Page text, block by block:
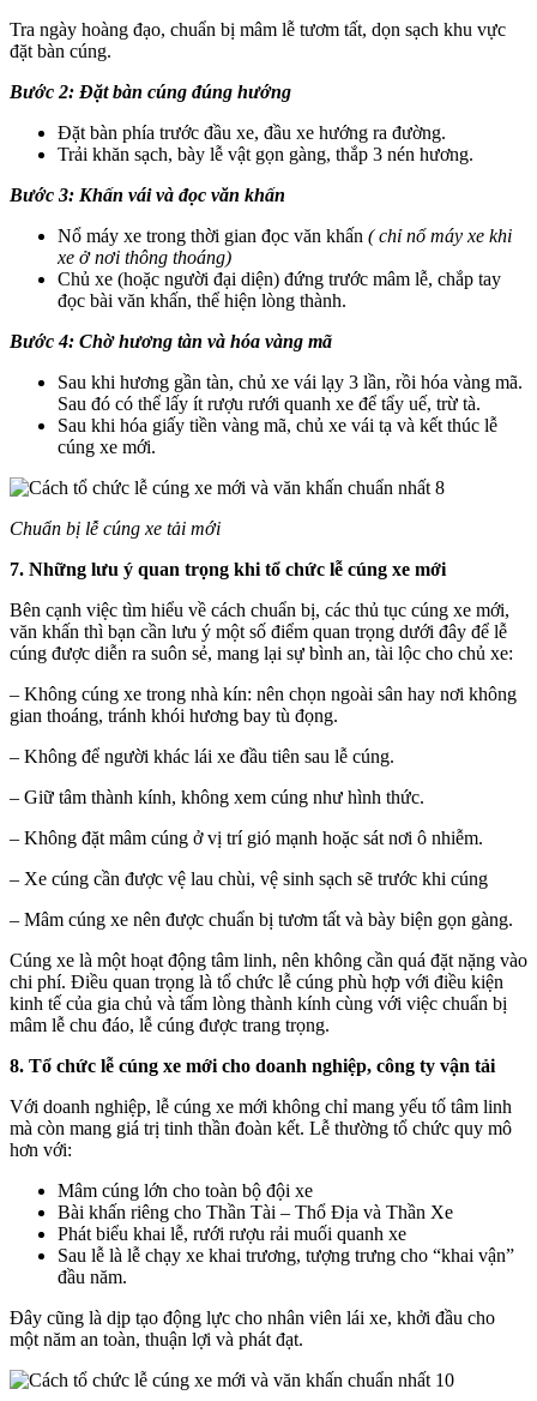
Tra ngày hoàng đạo, chuẩn bị mâm lễ tươm tất, dọn sạch khu vực
đặt bàn cúng.
Bước 2: Đặt bàn cúng đúng hướng
Đặt bàn phía trước đầu xe, đầu xe hướng ra đường.
Trải khăn sạch, bày lễ vật gọn gàng, thắp 3 nén hương.
Bước 3: Khấn vái và đọc văn khấn
Nổ máy xe trong thời gian đọc văn khấn ( chỉ nổ máy xe khi
xe ở nơi thông thoáng)
Chủ xe (hoặc người đại diện) đứng trước mâm lễ, chắp tay
đọc bài văn khấn, thể hiện lòng thành.
Bước 4: Chờ hương tàn và hóa vàng mã
Sau khi hương gần tàn, chủ xe vái lạy 3 lần, rồi hóa vàng mã.
Sau đó có thể lấy ít rượu rưới quanh xe để tẩy uế, trừ tà.
Sau khi hóa giấy tiền vàng mã, chủ xe vái tạ và kết thúc lễ
cúng xe mới.
Chuẩn bị lễ cúng xe tải mới
7. Những lưu ý quan trọng khi tổ chức lễ cúng xe mới
Bên cạnh việc tìm hiểu về cách chuẩn bị, các thủ tục cúng xe mới,
văn khấn thì bạn cần lưu ý một số điểm quan trọng dưới đây để lễ
cúng được diễn ra suôn sẻ, mang lại sự bình an, tài lộc cho chủ xe:
– Không cúng xe trong nhà kín: nên chọn ngoài sân hay nơi không
gian thoáng, tránh khói hương bay tù đọng.
– Không để người khác lái xe đầu tiên sau lễ cúng.
– Giữ tâm thành kính, không xem cúng như hình thức.
– Không đặt mâm cúng ở vị trí gió mạnh hoặc sát nơi ô nhiễm.
– Xe cúng cần được vệ lau chùi, vệ sinh sạch sẽ trước khi cúng
– Mâm cúng xe nên được chuẩn bị tươm tất và bày biện gọn gàng.
Cúng xe là một hoạt động tâm linh, nên không cần quá đặt nặng vào
chi phí. Điều quan trọng là tổ chức lễ cúng phù hợp với điều kiện
kinh tế của gia chủ và tấm lòng thành kính cùng với việc chuẩn bị
mâm lễ chu đáo, lễ cúng được trang trọng.
8. Tổ chức lễ cúng xe mới cho doanh nghiệp, công ty vận tải
Với doanh nghiệp, lễ cúng xe mới không chỉ mang yếu tố tâm linh
mà còn mang giá trị tinh thần đoàn kết. Lễ thường tổ chức quy mô
hơn với:
Mâm cúng lớn cho toàn bộ đội xe
Bài khấn riêng cho Thần Tài – Thổ Địa và Thần Xe
Phát biểu khai lễ, rưới rượu rải muối quanh xe
Sau lễ là lễ chạy xe khai trương, tượng trưng cho “khai vận”
đầu năm.
Đây cũng là dịp tạo động lực cho nhân viên lái xe, khởi đầu cho
một năm an toàn, thuận lợi và phát đạt.